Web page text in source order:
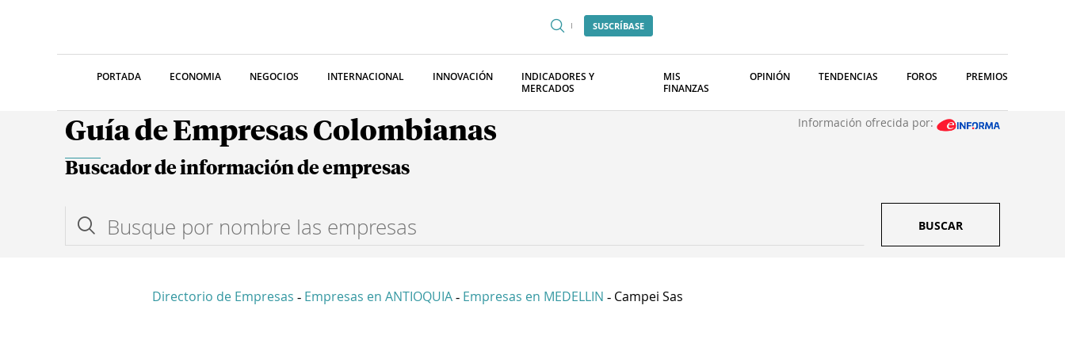
SUSCRÍBASE
PORTADA ECONOMIA NEGOCIOS INTERNACIONAL INNOVACIÓN
INDICADORES Y
MERCADOS
MIS
FINANZAS
OPINIÓN TENDENCIAS FOROS PREMIOS
Guía de Empresas Colombianas Información ofrecida por:
Buscador de información de empresas
BUSCAR
Directorio de Empresas - Empresas en ANTIOQUIA - Empresas en MEDELLIN - Campei Sas